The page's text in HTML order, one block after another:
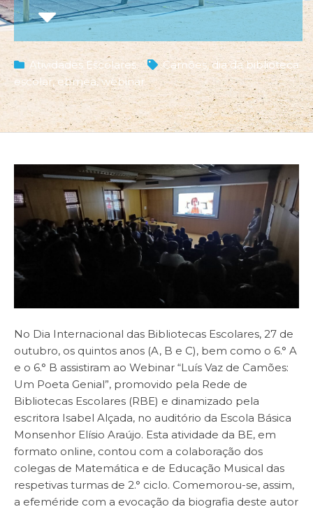
Atividades Escolares Camões,dia da biblioteca
escolar,ebmea,webinar
No Dia Internacional das Bibliotecas Escolares, 27 de
outubro, os quintos anos (A, B e C), bem como o 6.° A
e o 6.° B assistiram ao Webinar “Luís Vaz de Camões:
Um Poeta Genial”, promovido pela Rede de
Bibliotecas Escolares (RBE) e dinamizado pela
escritora Isabel Alçada, no auditório da Escola Básica
Monsenhor Elísio Araújo. Esta atividade da BE, em
formato online, contou com a colaboração dos
colegas de Matemática e de Educação Musical das
respetivas turmas de 2.° ciclo. Comemorou-se, assim,
a efeméride com a evocação da biografia deste autor